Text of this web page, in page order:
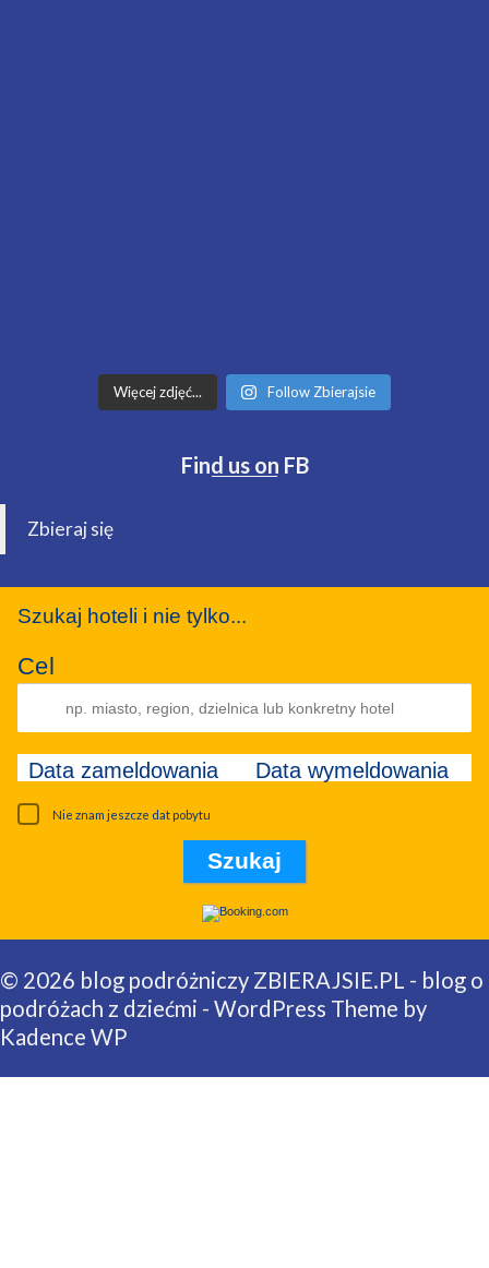
Więcej zdjęć... Follow Zbierajsie
Find us on FB
Zbieraj się
Szukaj hoteli i nie tylko...
Cel
Data zameldowania Data wymeldowania
Nie znam jeszcze dat pobytu
© 2026 blog podróżniczy ZBIERAJSIE.PL - blog o
podróżach z dziećmi - WordPress Theme by
Kadence WP